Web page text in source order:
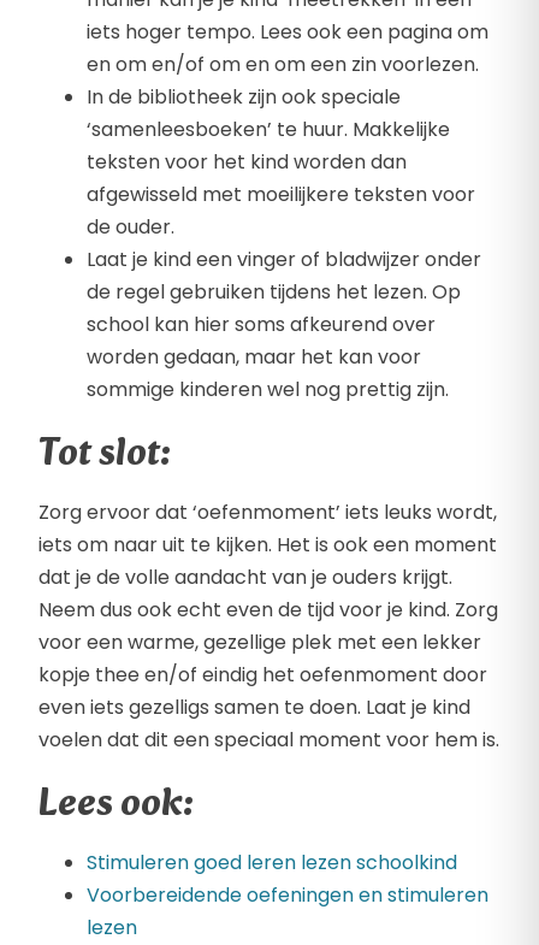
iets hoger tempo. Lees ook een pagina om
en om en/of om en om een zin voorlezen.
In de bibliotheek zijn ook speciale
‘samenleesboeken’ te huur. Makkelijke
teksten voor het kind worden dan
afgewisseld met moeilijkere teksten voor
de ouder.
Laat je kind een vinger of bladwijzer onder
de regel gebruiken tijdens het lezen. Op
school kan hier soms afkeurend over
worden gedaan, maar het kan voor
sommige kinderen wel nog prettig zijn.
Tot slot:
Zorg ervoor dat ‘oefenmoment’ iets leuks wordt,
iets om naar uit te kijken. Het is ook een moment
dat je de volle aandacht van je ouders krijgt.
Neem dus ook echt even de tijd voor je kind. Zorg
voor een warme, gezellige plek met een lekker
kopje thee en/of eindig het oefenmoment door
even iets gezelligs samen te doen. Laat je kind
voelen dat dit een speciaal moment voor hem is.
Lees ook:
Stimuleren goed leren lezen schoolkind
Voorbereidende oefeningen en stimuleren
lezen